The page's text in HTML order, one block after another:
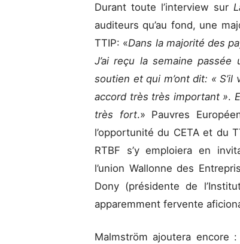
Durant toute l’interview sur
auditeurs qu’au fond, une
TTIP: «Dans la majorité des
J’ai reçu la semaine
soutien et qui m’ont dit: « S’il
accord très très important ».
très fort.» Pauvres
l’opportunité du CETA et du
RTBF s’y emploiera en
l’union Wallonne des
Dony (présidente de
apparemment fervente
Malmström ajoutera encore